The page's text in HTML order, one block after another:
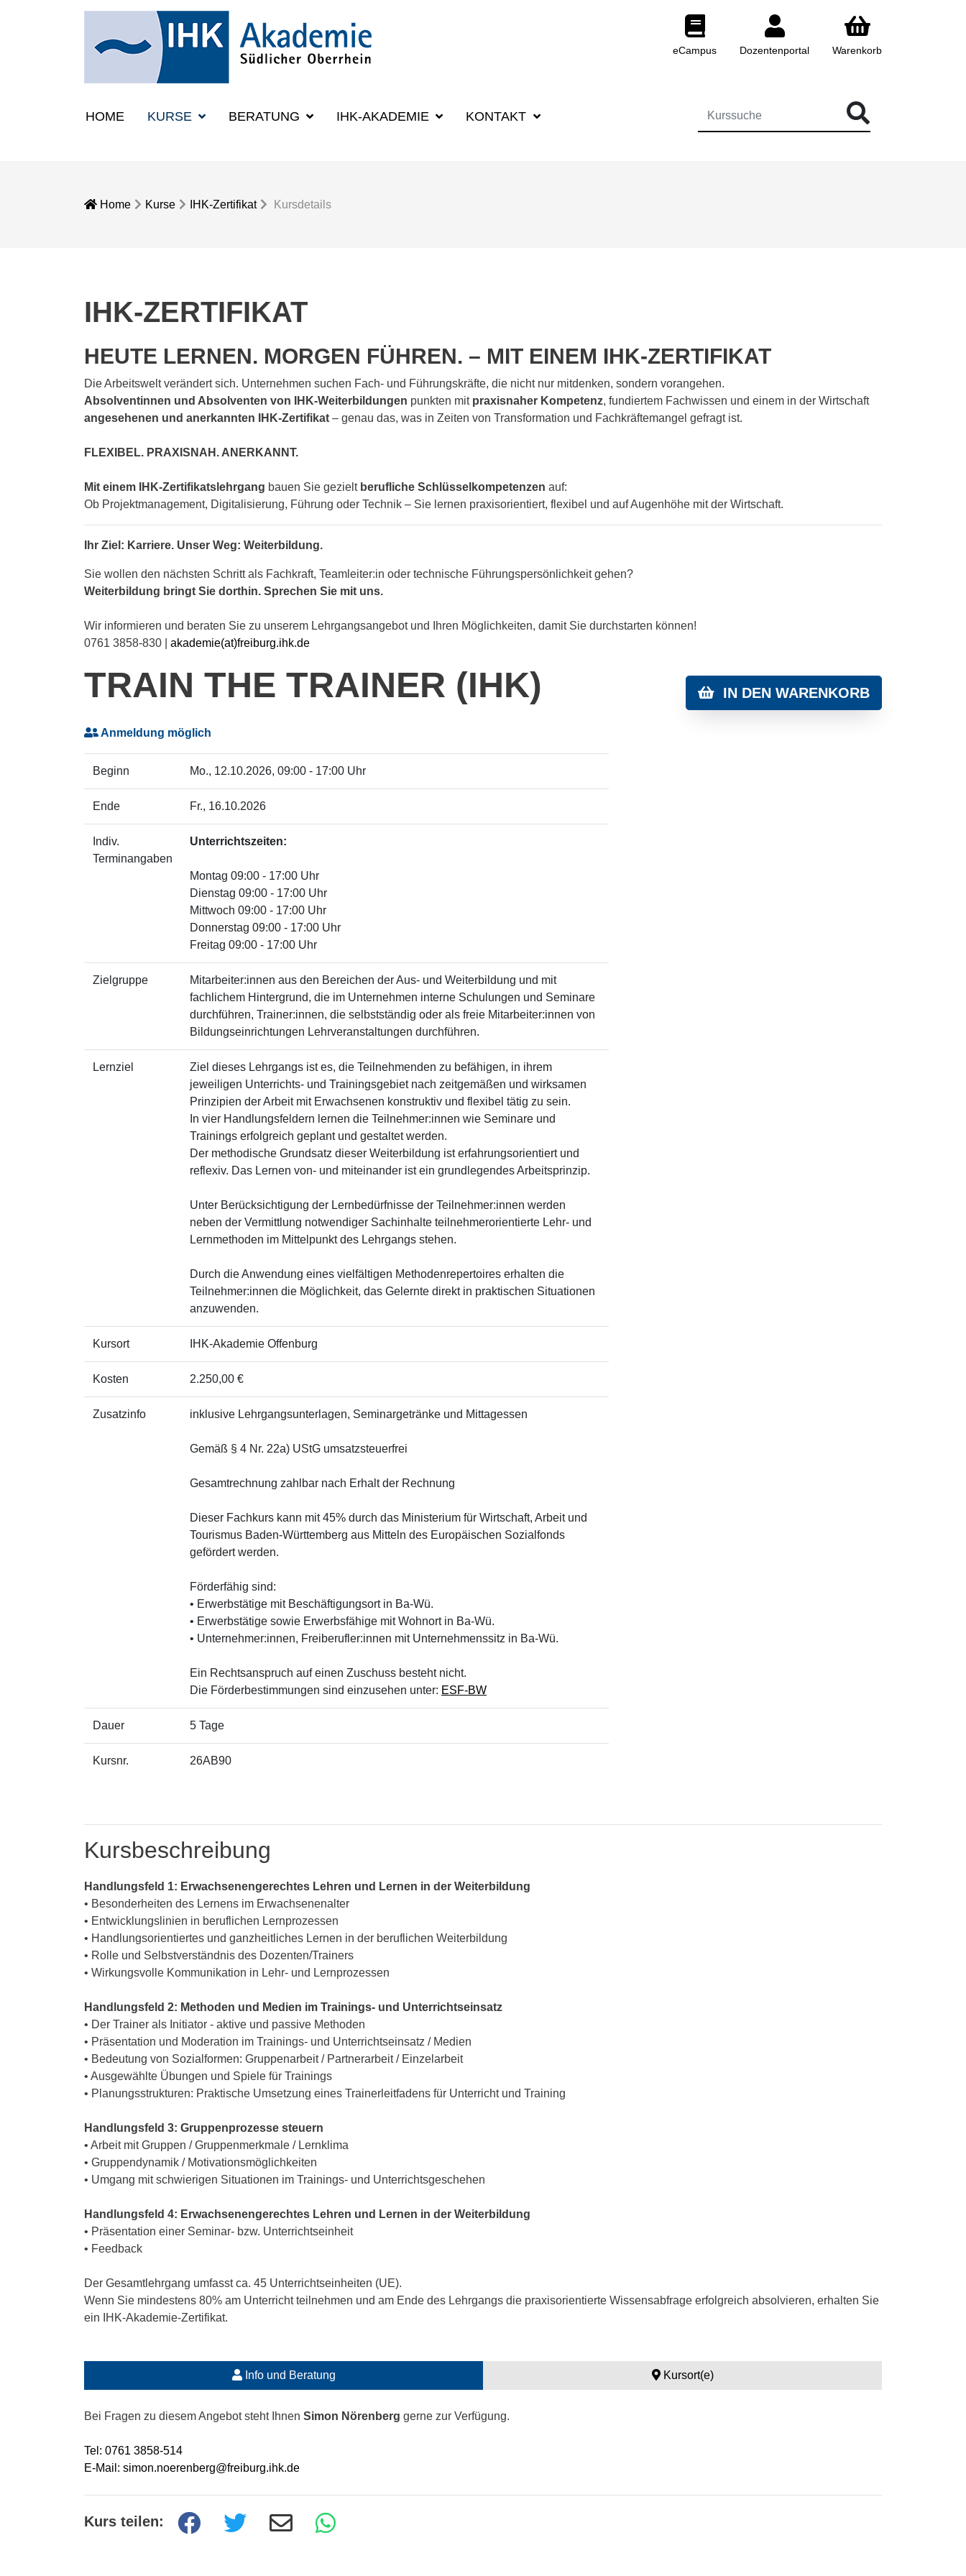
eCampus Dozentenportal Warenkorb
HOME KURSE BERATUNG IHK-AKADEMIE KONTAKT
Home Kurse IHK-Zertifikat Kursdetails
IHK-ZERTIFIKAT
HEUTE LERNEN. MORGEN FÜHREN. – MIT EINEM IHK-ZERTIFIKAT
Die Arbeitswelt verändert sich. Unternehmen suchen Fach- und Führungskräfte, die nicht nur mitdenken, sondern vorangehen.
Absolventinnen und Absolventen von IHK-Weiterbildungen punkten mit praxisnaher Kompetenz, fundiertem Fachwissen und einem in der Wirtschaft
angesehenen und anerkannten IHK-Zertifikat – genau das, was in Zeiten von Transformation und Fachkräftemangel gefragt ist.
FLEXIBEL. PRAXISNAH. ANERKANNT.
Mit einem IHK-Zertifikatslehrgang bauen Sie gezielt berufliche Schlüsselkompetenzen auf:
Ob Projektmanagement, Digitalisierung, Führung oder Technik – Sie lernen praxisorientiert, flexibel und auf Augenhöhe mit der Wirtschaft.
Ihr Ziel: Karriere. Unser Weg: Weiterbildung.
Sie wollen den nächsten Schritt als Fachkraft, Teamleiter:in oder technische Führungspersönlichkeit gehen?
Weiterbildung bringt Sie dorthin. Sprechen Sie mit uns.
Wir informieren und beraten Sie zu unserem Lehrgangsangebot und Ihren Möglichkeiten, damit Sie durchstarten können!
0761 3858-830 | akademie(at)freiburg.ihk.de
TRAIN THE TRAINER (IHK)
Anmeldung möglich
Beginn Mo., 12.10.2026, 09:00 - 17:00 Uhr
Ende Fr., 16.10.2026
Indiv.
Terminangaben
Unterrichtszeiten:
Montag 09:00 - 17:00 Uhr
Dienstag 09:00 - 17:00 Uhr
Mittwoch 09:00 - 17:00 Uhr
Donnerstag 09:00 - 17:00 Uhr
Freitag 09:00 - 17:00 Uhr
Zielgruppe
Mitarbeiter:innen aus den Bereichen der Aus- und Weiterbildung und mit
fachlichem Hintergrund, die im Unternehmen interne Schulungen und Seminare
durchführen, Trainer:innen, die selbstständig oder als freie Mitarbeiter:innen von
Bildungseinrichtungen Lehrveranstaltungen durchführen.
Lernziel
Ziel dieses Lehrgangs ist es, die Teilnehmenden zu befähigen, in ihrem
jeweiligen Unterrichts- und Trainingsgebiet nach zeitgemäßen und wirksamen
Prinzipien der Arbeit mit Erwachsenen konstruktiv und flexibel tätig zu sein.
In vier Handlungsfeldern lernen die Teilnehmer:innen wie Seminare und
Trainings erfolgreich geplant und gestaltet werden.
Der methodische Grundsatz dieser Weiterbildung ist erfahrungsorientiert und
reflexiv. Das Lernen von- und miteinander ist ein grundlegendes Arbeitsprinzip.
Unter Berücksichtigung der Lernbedürfnisse der Teilnehmer:innen werden
neben der Vermittlung notwendiger Sachinhalte teilnehmerorientierte Lehr- und
Lernmethoden im Mittelpunkt des Lehrgangs stehen.
Durch die Anwendung eines vielfältigen Methodenrepertoires erhalten die
Teilnehmer:innen die Möglichkeit, das Gelernte direkt in praktischen Situationen
anzuwenden.
Kursort IHK-Akademie Offenburg
Kosten 2.250,00 €
Zusatzinfo inklusive Lehrgangsunterlagen, Seminargetränke und Mittagessen
Gemäß § 4 Nr. 22a) UStG umsatzsteuerfrei
Gesamtrechnung zahlbar nach Erhalt der Rechnung
Dieser Fachkurs kann mit 45% durch das Ministerium für Wirtschaft, Arbeit und
Tourismus Baden-Württemberg aus Mitteln des Europäischen Sozialfonds
gefördert werden.
Förderfähig sind:
• Erwerbstätige mit Beschäftigungsort in Ba-Wü.
• Erwerbstätige sowie Erwerbsfähige mit Wohnort in Ba-Wü.
• Unternehmer:innen, Freiberufler:innen mit Unternehmenssitz in Ba-Wü.
Ein Rechtsanspruch auf einen Zuschuss besteht nicht.
Die Förderbestimmungen sind einzusehen unter: ESF-BW
Dauer 5 Tage
Kursnr. 26AB90
IN DEN WARENKORB
Kursbeschreibung
Handlungsfeld 1: Erwachsenengerechtes Lehren und Lernen in der Weiterbildung
• Besonderheiten des Lernens im Erwachsenenalter
• Entwicklungslinien in beruflichen Lernprozessen
• Handlungsorientiertes und ganzheitliches Lernen in der beruflichen Weiterbildung
• Rolle und Selbstverständnis des Dozenten/Trainers
• Wirkungsvolle Kommunikation in Lehr- und Lernprozessen
Handlungsfeld 2: Methoden und Medien im Trainings- und Unterrichtseinsatz
• Der Trainer als Initiator - aktive und passive Methoden
• Präsentation und Moderation im Trainings- und Unterrichtseinsatz / Medien
• Bedeutung von Sozialformen: Gruppenarbeit / Partnerarbeit / Einzelarbeit
• Ausgewählte Übungen und Spiele für Trainings
• Planungsstrukturen: Praktische Umsetzung eines Trainerleitfadens für Unterricht und Training
Handlungsfeld 3: Gruppenprozesse steuern
• Arbeit mit Gruppen / Gruppenmerkmale / Lernklima
• Gruppendynamik / Motivationsmöglichkeiten
• Umgang mit schwierigen Situationen im Trainings- und Unterrichtsgeschehen
Handlungsfeld 4: Erwachsenengerechtes Lehren und Lernen in der Weiterbildung
• Präsentation einer Seminar- bzw. Unterrichtseinheit
• Feedback
Der Gesamtlehrgang umfasst ca. 45 Unterrichtseinheiten (UE).
Wenn Sie mindestens 80% am Unterricht teilnehmen und am Ende des Lehrgangs die praxisorientierte Wissensabfrage erfolgreich absolvieren, erhalten Sie
ein IHK-Akademie-Zertifikat.
Info und Beratung Kursort(e)
Bei Fragen zu diesem Angebot steht Ihnen Simon Nörenberg gerne zur Verfügung.
Tel: 0761 3858-514
E-Mail: simon.noerenberg@freiburg.ihk.de
Kurs teilen: